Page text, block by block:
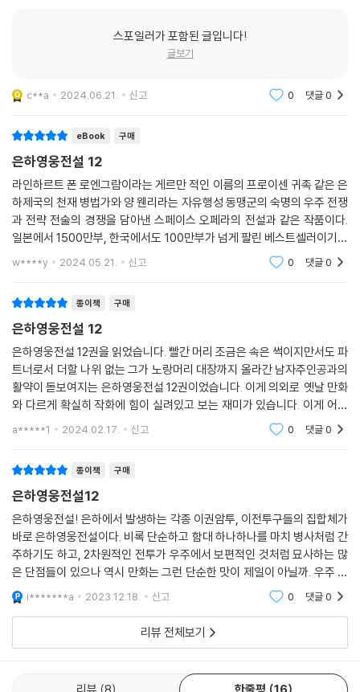
스포일러가 포함된 글입니다!
글보기
c**a 2024.06.21. 신고 0 댓글0
eBook 구매
은하영웅전설 12
라인하르트 폰 로엔그람이라는 게르만 적인 이름의 프로이센 귀족 같은 은
하제국의 천재 병법가와 양 웬리라는 자유행성 동맹군의 숙명의 우주 전쟁
과 전략 전술의 경쟁을 담아낸 스페이스 오페라의 전설과 같은 작품이다.
일본에서 1500만부, 한국에서도 100만부가 넘게 팔린 베스트셀러이기도
w****y 2024.05.21. 신고 0 댓글0
종이책 구매
은하영웅전설 12
은하영웅전설 12권을 읽었습니다. 빨간 머리 조금은 속은 썩이지만서도 파
트너로서 더할 나위 없는 그가 노랑머리 대장까지 올라간 남자주인공과의
활약이 돋보여지는 은하영웅전설 12권이었습니다. 이게 의외로 옛날 만화
와 다르게 확실히 작화에 힘이 실려있고 보는 재미가 있습니다. 이게 어느
정도 이야기도 잘 흐름이 진행되어지게 만들었고 부담없이 보기 좋게 만든
a*****1 2024.02.17. 신고 0 댓글0
종이책 구매
은하영웅전설12
은하영웅전설! 은하에서 발생하는 각종 이권암투, 이전투구들의 집합체가
바로 은하영웅전설이다. 비록 단순하고 함대 하나하나를 마치 병사처럼 간
주하기도 하고, 2차원적인 전투가 우주에서 보편적인 것처럼 묘사하는 많
은 단점들이 있으나 역시 만화는 그런 단순한 맛이 제일이 아닐까. 우주 귀
족들을 하나하나 각개격파하며 제압하는 라인하르트! 그의 인생에 영원히
황금이 빛나길
i*******a 2023.12.18. 신고 0 댓글0
리뷰 전체보기